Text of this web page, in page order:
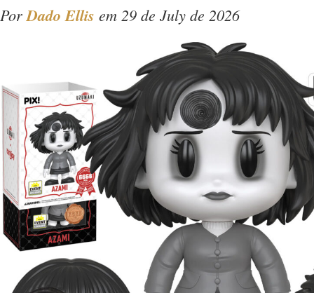
PorDado Ellis em 29 de July de 2026